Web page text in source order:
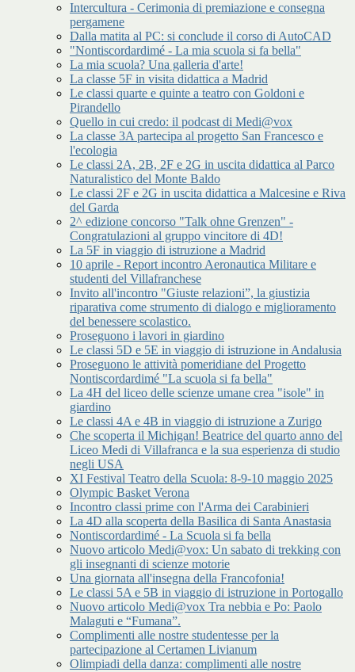
Intercultura - Cerimonia di premiazione e consegna
pergamene
Dalla matita al PC: si conclude il corso di AutoCAD
"Nontiscordardimé - La mia scuola si fa bella"
La mia scuola? Una galleria d'arte!
La classe 5F in visita didattica a Madrid
Le classi quarte e quinte a teatro con Goldoni e
Pirandello
Quello in cui credo: il podcast di Medi@vox
La classe 3A partecipa al progetto San Francesco e
l'ecologia
Le classi 2A, 2B, 2F e 2G in uscita didattica al Parco
Naturalistico del Monte Baldo
Le classi 2F e 2G in uscita didattica a Malcesine e Riva
del Garda
2^ edizione concorso "Talk ohne Grenzen" -
Congratulazioni al gruppo vincitore di 4D!
La 5F in viaggio di istruzione a Madrid
10 aprile - Report incontro Aeronautica Militare e
studenti del Villafranchese
Invito all'incontro "Giuste relazioni”, la giustizia
riparativa come strumento di dialogo e miglioramento
del benessere scolastico.
Proseguono i lavori in giardino
Le classi 5D e 5E in viaggio di istruzione in Andalusia
Proseguono le attività pomeridiane del Progetto
Nontiscordardimé "La scuola si fa bella"
La 4H del liceo delle scienze umane crea "isole" in
giardino
Le classi 4A e 4B in viaggio di istruzione a Zurigo
Che scoperta il Michigan! Beatrice del quarto anno del
Liceo Medi di Villafranca e la sua esperienza di studio
negli USA
XI Festival Teatro della Scuola: 8-9-10 maggio 2025
Olympic Basket Verona
Incontro classi prime con l'Arma dei Carabinieri
La 4D alla scoperta della Basilica di Santa Anastasia
Nontiscordardimé - La Scuola si fa bella
Nuovo articolo Medi@vox: Un sabato di trekking con
gli insegnanti di scienze motorie
Una giornata all'insegna della Francofonia!
Le classi 5A e 5B in viaggio di istruzione in Portogallo
Nuovo articolo Medi@vox Tra nebbia e Po: Paolo
Malaguti e “Fumana”.
Complimenti alle nostre studentesse per la
partecipazione al Certamen Livianum
Olimpiadi della danza: complimenti alle nostre